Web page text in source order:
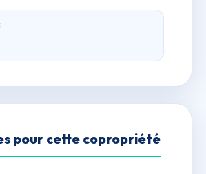
pour cette copropriété